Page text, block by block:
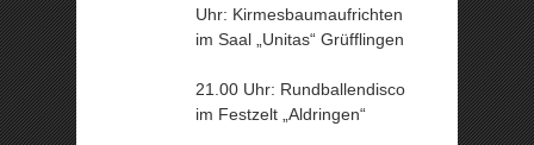
Uhr: Kirmesbaumaufrichten
im Saal „Unitas“ Grüfflingen
21.00 Uhr: Rundballendisco
im Festzelt „Aldringen“